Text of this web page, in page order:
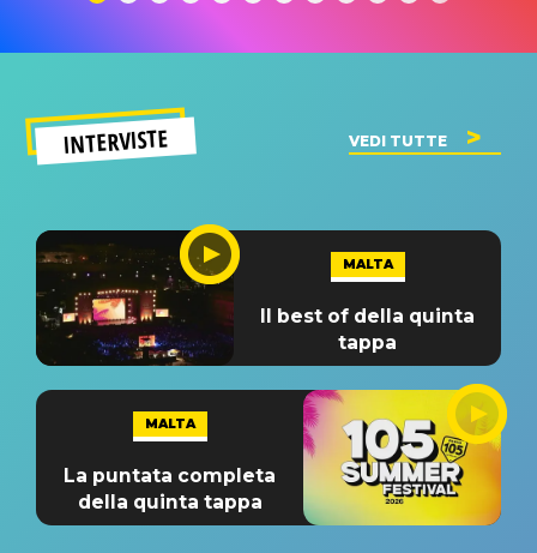
INTERVISTE VEDI TUTTE
MALTA
Il best of della quinta
tappa
MALTA
La puntata completa
della quinta tappa